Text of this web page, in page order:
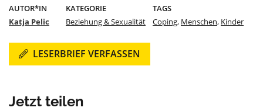
AUTOR*IN
Katja Pelic
KATEGORIE
Beziehung & Sexualität
TAGS
Coping, Menschen, Kinder
LESERBRIEF VERFASSEN
Jetzt teilen